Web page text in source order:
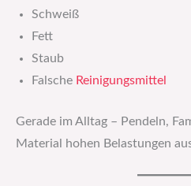
Schweiß
Fett
Staub
Falsche Reinigungsmittel
Gerade im Alltag – Pendeln,
Material hohen Belastungen